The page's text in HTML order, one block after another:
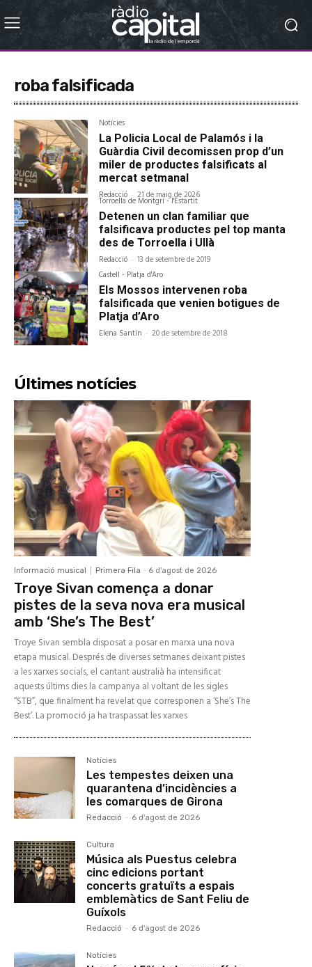
roba falsificada
Notícies
La Policia Local de Palamós i la
Guàrdia Civil decomissen prop d’un
miler de productes falsificats al
mercat setmanal
Redacció - 21 de maig de 2026
Torroella de Montgrí - l'Estartit
Detenen un clan familiar que
falsificava productes pel top manta
des de Torroella i Ullà
Redacció - 13 de setembre de 2019
Castell - Platja d'Aro
Els Mossos intervenen roba
falsificada que venien botigues de
Platja d’Aro
Elena Santín - 20 de setembre de 2018
Últimes notícies
Informació musical Primera Fila - 6 d'agost de 2026
Troye Sivan comença a donar
pistes de la seva nova era musical
amb ‘She’s The Best’
Troye Sivan sembla disposat a posar en marxa una nova
etapa musical. Després de diverses setmanes deixant pistes
a les xarxes socials, el cantant australià ha intensificat
aquests últims dies la campanya al voltant de les sigles
“STB”, que finalment ha revelat que corresponen a ‘She’s The
Best’. La promoció ja ha traspassat les xarxes
Notícies
Les tempestes deixen una
quarantena d’incidències a
les comarques de Girona
Redacció - 6 d'agost de 2026
Cultura
Música als Puestus celebra
cinc edicions portant
concerts gratuïts a espais
emblemàtics de Sant Feliu de
Guíxols
Redacció - 6 d'agost de 2026
Notícies